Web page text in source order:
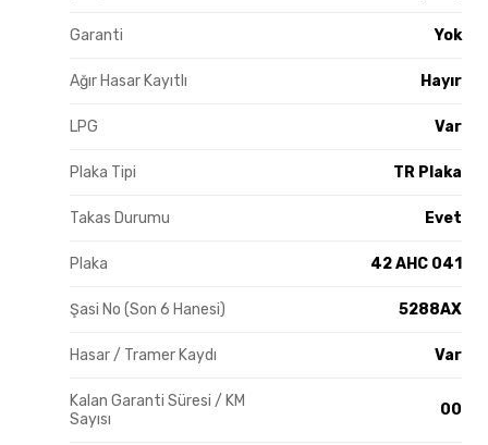
Garanti Yok
Ağır Hasar Kayıtlı Hayır
LPG Var
Plaka Tipi TR Plaka
Takas Durumu Evet
Plaka 42 AHC 041
Şasi No (Son 6 Hanesi) 5288AX
Hasar / Tramer Kaydı Var
Kalan Garanti Süresi / KM
Sayısı
00